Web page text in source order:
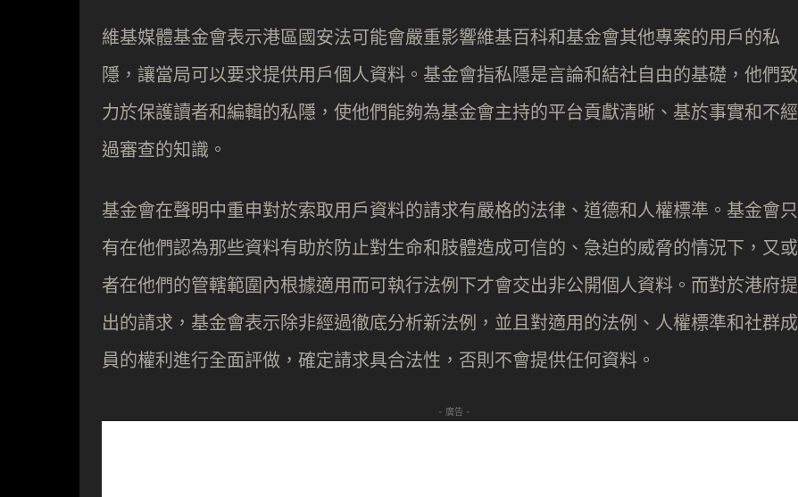
維基媒體基金會表示港區國安法可能會嚴重影響維基百科和基金會其他專案的用戶的私
隱，讓當局可以要求提供用戶個人資料。基金會指私隱是言論和結社自由的基礎，他們致
力於保護讀者和編輯的私隱，使他們能夠為基金會主持的平台貢獻清晰、基於事實和不經
過審查的知識。
基金會在聲明中重申對於索取用戶資料的請求有嚴格的法律、道德和人權標準。基金會只
有在他們認為那些資料有助於防止對生命和肢體造成可信的、急迫的威脅的情況下，又或
者在他們的管轄範圍內根據適用而可執行法例下才會交出非公開個人資料。而對於港府提
出的請求，基金會表示除非經過徹底分析新法例，並且對適用的法例、人權標準和社群成
員的權利進行全面評做，確定請求具合法性，否則不會提供任何資料。
- 廣告 -